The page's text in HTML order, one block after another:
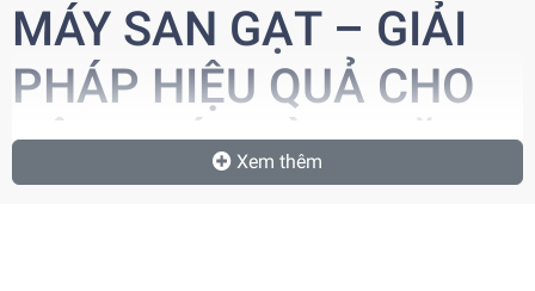
MÁY SAN GẠT – GIẢI
PHÁP HIỆU QUẢ CHO
CÔNG TÁC LÀM MẶT
BẰNG
Xem thêm